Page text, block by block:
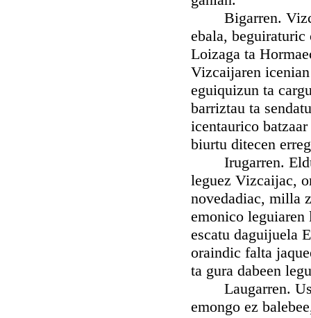
Bigarren.
ebala, beguiraturic
Loizaga ta
Vizcaijaren
eguiquizun ta
barriztau ta
icentaurico
biurtu ditecen
Irugarren.
leguez Vizcaijac,
novedadiac, milla
emonico leguiaren
escatu daguijuela
oraindic falta
ta gura dabeen
Laugarren. Uste
emongo ez